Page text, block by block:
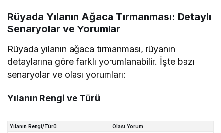
Rüyada Yılanın Ağaca Tırmanması: Detaylı
Senaryolar ve Yorumlar
Rüyada yılanın ağaca tırmanması, rüyanın
detaylarına göre farklı yorumlanabilir. İşte bazı
senaryolar ve olası yorumları:
Yılanın Rengi ve Türü
Yılanın Rengi/Türü
Olası Yorum